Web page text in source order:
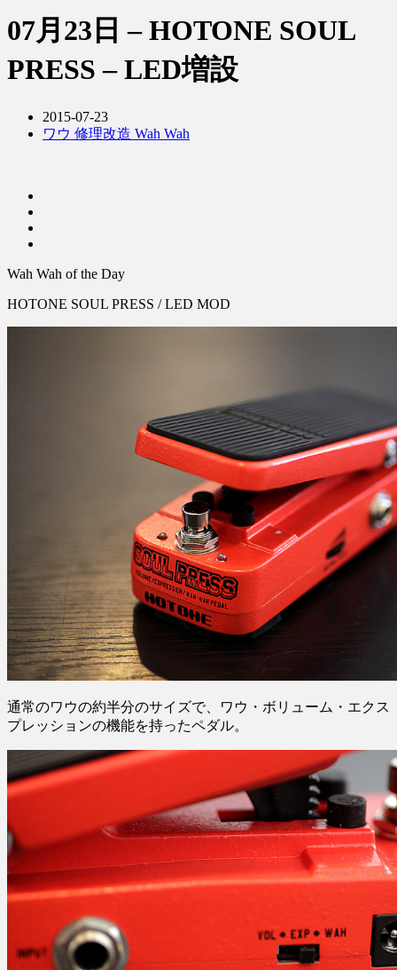
07月23日 – HOTONE SOUL
PRESS – LED増設
2015-07-23
ワウ 修理改造 Wah Wah
Wah Wah of the Day
HOTONE SOUL PRESS / LED MOD
通常のワウの約半分のサイズで、ワウ・ボリューム・エクス
プレッションの機能を持ったペダル。